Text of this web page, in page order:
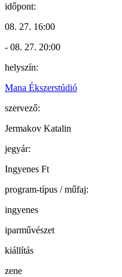
időpont:
08. 27. 16:00
- 08. 27. 20:00
helyszín:
Mana Ékszerstúdió
szervező:
Jermakov Katalin
jegyár:
Ingyenes Ft
program-típus / műfaj:
ingyenes
iparművészet
kiállítás
zene